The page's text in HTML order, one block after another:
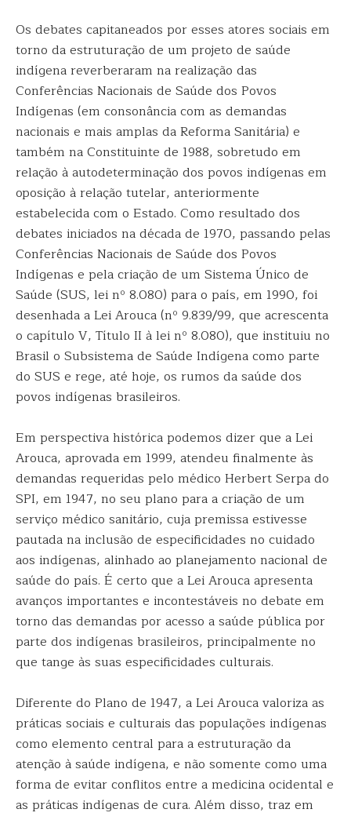
Os debates capitaneados por esses atores sociais em
torno da estruturação de um projeto de saúde
indígena reverberaram na realização das
Conferências Nacionais de Saúde dos Povos
Indígenas (em consonância com as demandas
nacionais e mais amplas da Reforma Sanitária) e
também na Constituinte de 1988, sobretudo em
relação à autodeterminação dos povos indígenas em
oposição à relação tutelar, anteriormente
estabelecida com o Estado. Como resultado dos
debates iniciados na década de 1970, passando pelas
Conferências Nacionais de Saúde dos Povos
Indígenas e pela criação de um Sistema Único de
Saúde (SUS, lei nº 8.080) para o país, em 1990, foi
desenhada a Lei Arouca (nº 9.839/99, que acrescenta
o capítulo V, Título II à lei nº 8.080), que instituiu no
Brasil o Subsistema de Saúde Indígena como parte
do SUS e rege, até hoje, os rumos da saúde dos
povos indígenas brasileiros.
Em perspectiva histórica podemos dizer que a Lei
Arouca, aprovada em 1999, atendeu finalmente às
demandas requeridas pelo médico Herbert Serpa do
SPI, em 1947, no seu plano para a criação de um
serviço médico sanitário, cuja premissa estivesse
pautada na inclusão de especificidades no cuidado
aos indígenas, alinhado ao planejamento nacional de
saúde do país. É certo que a Lei Arouca apresenta
avanços importantes e incontestáveis no debate em
torno das demandas por acesso a saúde pública por
parte dos indígenas brasileiros, principalmente no
que tange às suas especificidades culturais.
Diferente do Plano de 1947, a Lei Arouca valoriza as
práticas sociais e culturais das populações indígenas
como elemento central para a estruturação da
atenção à saúde indígena, e não somente como uma
forma de evitar conflitos entre a medicina ocidental e
as práticas indígenas de cura. Além disso, traz em